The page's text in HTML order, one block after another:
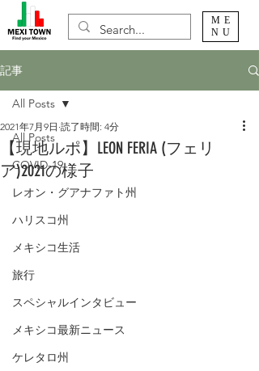
ME
NU
記事
All Posts
COVID-19
レオン・グアナファト州
ハリスコ州
メキシコ生活
旅行
スペシャルインタビュー
メキシコ最新ニュース
ケレタロ州
All Posts
【現地ルポ】LEON FERIA (フェリ
ア)2021の様子
2021年7月9日 読了時間: 4分